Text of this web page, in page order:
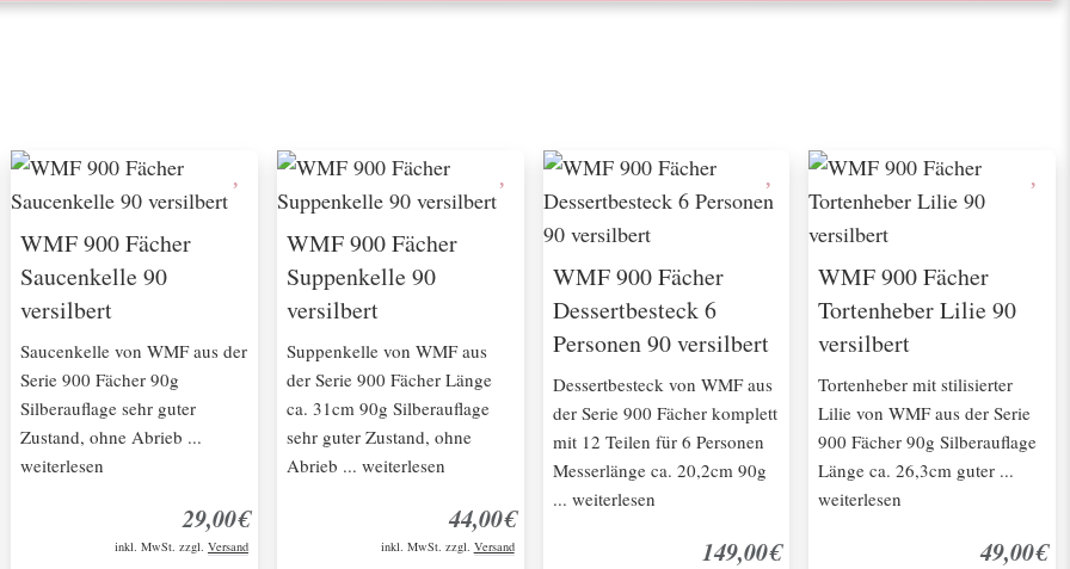
WMF 900 Fächer
Saucenkelle 90
versilbert
Saucenkelle von WMF aus der
Serie 900 Fächer 90g
Silberauflage sehr guter
Zustand, ohne Abrieb ...
weiterlesen
29,00€
inkl. MwSt. zzgl. Versand
WMF 900 Fächer
Suppenkelle 90
versilbert
Suppenkelle von WMF aus
der Serie 900 Fächer Länge
ca. 31cm 90g Silberauflage
sehr guter Zustand, ohne
Abrieb ... weiterlesen
44,00€
inkl. MwSt. zzgl. Versand
WMF 900 Fächer
Dessertbesteck 6
Personen 90 versilbert
Dessertbesteck von WMF aus
der Serie 900 Fächer komplett
mit 12 Teilen für 6 Personen
Messerlänge ca. 20,2cm 90g
... weiterlesen
149,00€
WMF 900 Fächer
Tortenheber Lilie 90
versilbert
Tortenheber mit stilisierter
Lilie von WMF aus der Serie
900 Fächer 90g Silberauflage
Länge ca. 26,3cm guter ...
weiterlesen
49,00€